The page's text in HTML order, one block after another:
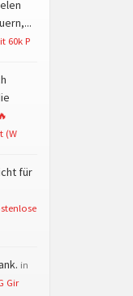
60k P
(W
für
in
Gir